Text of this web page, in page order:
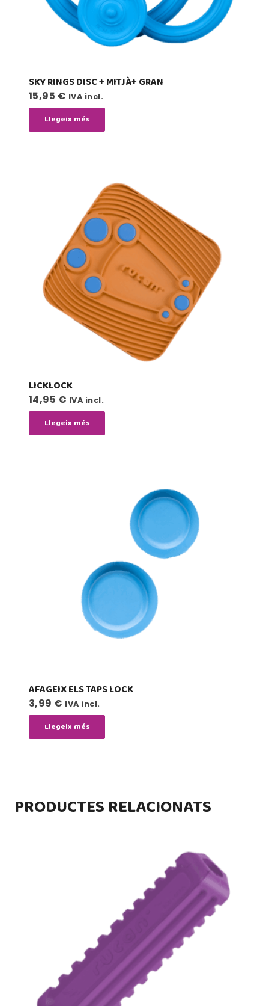
SKY RINGS DISC + MITJÀ+ GRAN
15,95 € IVA incl.
Llegeix més
LICKLOCK
14,95 € IVA incl.
Llegeix més
AFAGEIX ELS TAPS LOCK
3,99 € IVA incl.
Llegeix més
PRODUCTES RELACIONATS